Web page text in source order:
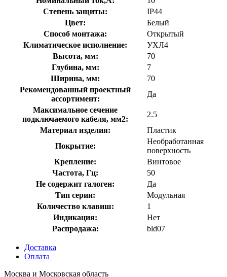
Степень защиты:
IP44
Цвет:
Белый
Способ монтажа:
Открытый
Климатическое исполнение:
УХЛ4
Высота, мм:
70
Глубина, мм:
7
Ширина, мм:
70
Рекомендованный проектный
ассортимент:
Да
Максимальное сечение
подключаемого кабеля, мм2:
2.5
Материал изделия:
Пластик
Покрытие:
Необработанная
поверхность
Крепление:
Винтовое
Частота, Гц:
50
Не содержит галоген:
Да
Тип серии:
Модульная
Количество клавиш:
1
Индикация:
Нет
Распродажа:
bld07
Доставка
Оплата
Москва и Московская область